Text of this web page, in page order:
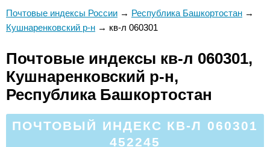
Почтовые индексы России → Республика Башкортостан →
Кушнаренковский р-н → кв-л 060301
Почтовые индексы кв-л 060301,
Кушнаренковский р-н,
Республика Башкортостан
ПОЧТОВЫЙ ИНДЕКС КВ-Л 060301
452245